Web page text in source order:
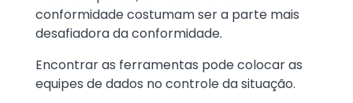
conformidade costumam ser a parte mais
desafiadora da conformidade.
Encontrar as ferramentas pode colocar as
equipes de dados no controle da situação.